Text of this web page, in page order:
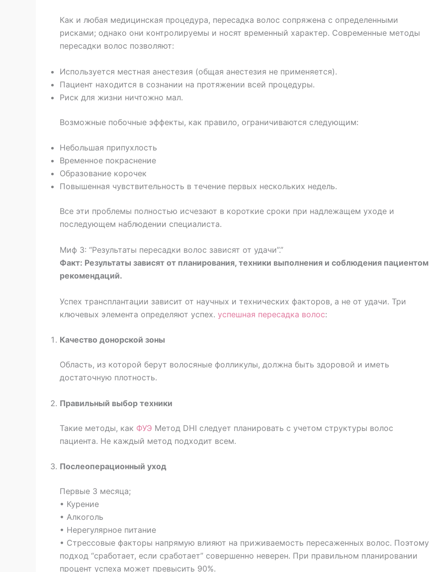
Как и любая медицинская процедура, пересадка волос сопряжена с определенными
рисками; однако они контролируемы и носят временный характер. Современные методы
пересадки волос позволяют:
Используется местная анестезия (общая анестезия не применяется).
Пациент находится в сознании на протяжении всей процедуры.
Риск для жизни ничтожно мал.
Возможные побочные эффекты, как правило, ограничиваются следующим:
Небольшая припухлость
Временное покраснение
Образование корочек
Повышенная чувствительность в течение первых нескольких недель.
Все эти проблемы полностью исчезают в короткие сроки при надлежащем уходе и
последующем наблюдении специалиста.
Миф 3: “Результаты пересадки волос зависят от удачи”.”
Факт: Результаты зависят от планирования, техники выполнения и соблюдения пациентом
рекомендаций.
Успех трансплантации зависит от научных и технических факторов, а не от удачи. Три
ключевых элемента определяют успех. успешная пересадка волос:
Качество донорской зоны
Область, из которой берут волосяные фолликулы, должна быть здоровой и иметь
достаточную плотность.
Правильный выбор техники
Такие методы, как ФУЭ Метод DHI следует планировать с учетом структуры волос
пациента. Не каждый метод подходит всем.
Послеоперационный уход
Первые 3 месяца;
• Курение
• Алкоголь
• Нерегулярное питание
• Стрессовые факторы напрямую влияют на приживаемость пересаженных волос. Поэтому
подход “сработает, если сработает” совершенно неверен. При правильном планировании
процент успеха может превысить 90%.